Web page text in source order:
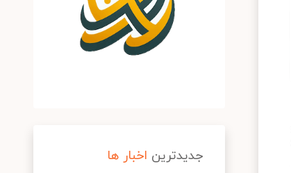
جدیدترین اخبار ها